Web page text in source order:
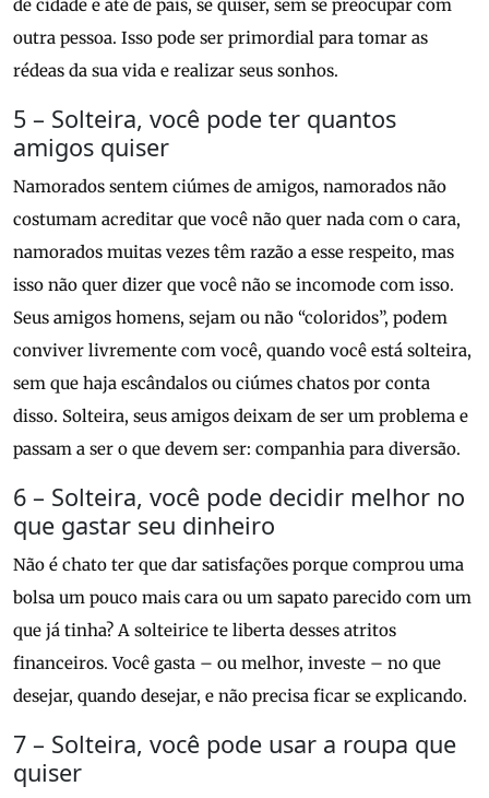
de cidade e até de país, se quiser, sem se preocupar com
outra pessoa. Isso pode ser primordial para tomar as
rédeas da sua vida e realizar seus sonhos.
5 – Solteira, você pode ter quantos
amigos quiser
Namorados sentem ciúmes de amigos, namorados não
costumam acreditar que você não quer nada com o cara,
namorados muitas vezes têm razão a esse respeito, mas
isso não quer dizer que você não se incomode com isso.
Seus amigos homens, sejam ou não “coloridos”, podem
conviver livremente com você, quando você está solteira,
sem que haja escândalos ou ciúmes chatos por conta
disso. Solteira, seus amigos deixam de ser um problema e
passam a ser o que devem ser: companhia para diversão.
6 – Solteira, você pode decidir melhor no
que gastar seu dinheiro
Não é chato ter que dar satisfações porque comprou uma
bolsa um pouco mais cara ou um sapato parecido com um
que já tinha? A solteirice te liberta desses atritos
financeiros. Você gasta – ou melhor, investe – no que
desejar, quando desejar, e não precisa ficar se explicando.
7 – Solteira, você pode usar a roupa que
quiser